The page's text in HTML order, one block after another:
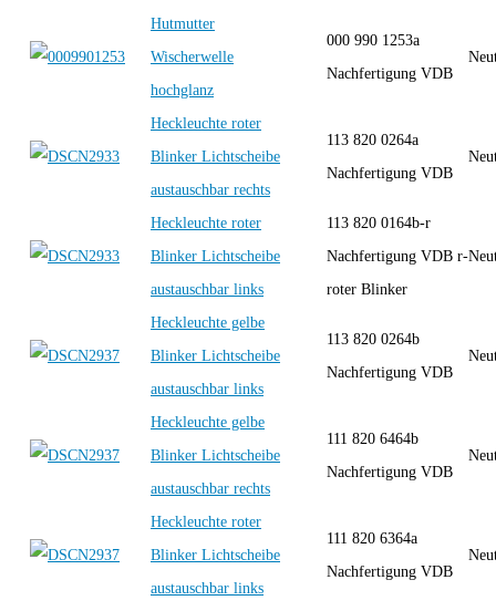
Hutmutter
Wischerwelle
hochglanz
000 990 1253a
Nachfertigung VDB
Heckleuchte roter
Blinker Lichtscheibe
austauschbar rechts
113 820 0264a
Nachfertigung VDB
Heckleuchte roter
Blinker Lichtscheibe
austauschbar links
113 820 0164b-r
Nachfertigung VDB r-
roter Blinker
Heckleuchte gelbe
Blinker Lichtscheibe
austauschbar links
113 820 0264b
Nachfertigung VDB
Heckleuchte gelbe
Blinker Lichtscheibe
austauschbar rechts
111 820 6464b
Nachfertigung VDB
Heckleuchte roter
Blinker Lichtscheibe
austauschbar links
111 820 6364a
Nachfertigung VDB